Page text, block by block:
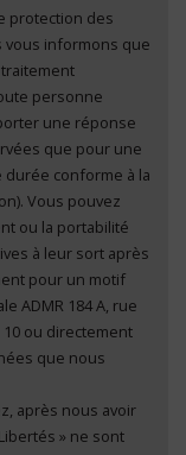
au traitement
*
protection des
vous informons que
une réponse
que pour une
conforme à la
Vous pouvez
ou la portabilité
à leur sort après
pour un motif
ADMR 184 A, rue
10 ou directement
que nous
après nous avoir
» ne sont